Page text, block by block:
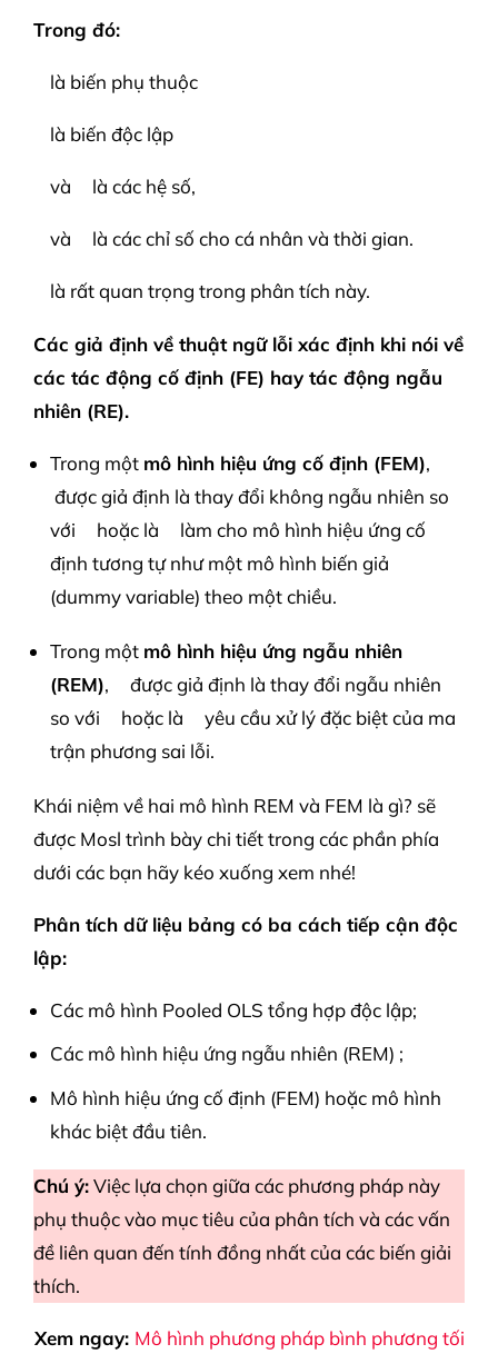
Trong đó:
là biến phụ thuộc
là biến độc lập
và là các hệ số,
và là các chỉ số cho cá nhân và thời gian.
là rất quan trọng trong phân tích này.
Các giả định về thuật ngữ lỗi xác định khi nói về
các tác động cố định (FE) hay tác động ngẫu
nhiên (RE).
Trong một mô hình hiệu ứng cố định (FEM),
được giả định là thay đổi không ngẫu nhiên so
với
hoặc là
làm cho mô hình hiệu ứng cố
định tương tự như một mô hình biến giả
(dummy variable) theo một chiều.
Trong một mô hình hiệu ứng ngẫu nhiên
(REM),
được giả định là thay đổi ngẫu nhiên
so với
hoặc là
yêu cầu xử lý đặc biệt của ma
trận phương sai lỗi.
Khái niệm về hai mô hình REM và FEM là gì? sẽ
được Mosl trình bày chi tiết trong các phần phía
dưới các bạn hãy kéo xuống xem nhé!
Phân tích dữ liệu bảng có ba cách tiếp cận độc
lập:
Các mô hình Pooled OLS tổng hợp độc lập;
Các mô hình hiệu ứng ngẫu nhiên (REM) ;
Mô hình hiệu ứng cố định (FEM) hoặc mô hình
khác biệt đầu tiên.
Chú ý:Việc lựa chọn giữa các phương pháp này
phụ thuộc vào mục tiêu của phân tích và các vấn
đề liên quan đến tính đồng nhất của các biến giải
thích.
Xem ngay: Mô hình phương pháp bình phương tối